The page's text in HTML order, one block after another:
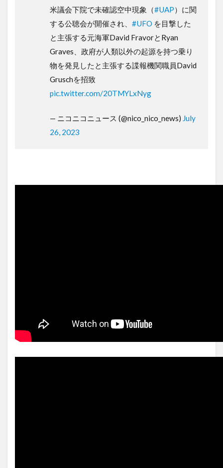
米議会下院で未確認空中現象（#UAP）に関
する公聴会が開催され、 #UFO を目撃した
と主張する元海軍David FravorとRyan
Graves、政府が人類以外の起源を持つ乗り
物を発見したと主張する諜報機関職員David
Gruschを招致
pic.twitter.com/20TMYLxNyg
— ニコニコニュース (@nico_nico_news) July
26, 2023